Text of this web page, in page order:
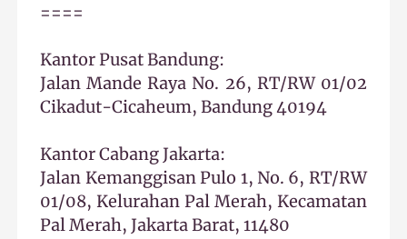
====
Kantor Pusat Bandung:
Jalan Mande Raya No. 26, RT/RW 01/02
Cikadut-Cicaheum, Bandung 40194
Kantor Cabang Jakarta:
Jalan Kemanggisan Pulo 1, No. 6, RT/RW
01/08, Kelurahan Pal Merah, Kecamatan
Pal Merah, Jakarta Barat, 11480